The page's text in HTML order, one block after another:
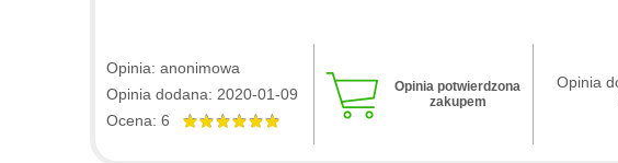
Opinia: anonimowa
Opinia dodana: 2020-01-09
Ocena: 6
Opinia potwierdzona
zakupem
Opinia